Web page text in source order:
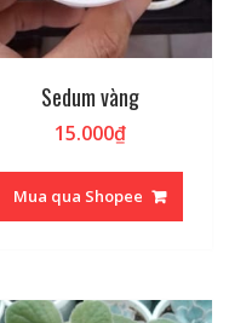
Sedum vàng
15.000₫
Mua qua Shopee